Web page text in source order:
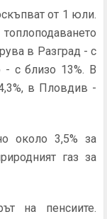
от 1 юли.
в Разград - с
- с близо 13%. В
в Пловдив -
около 3,5% за
газ за
на пенсиите.